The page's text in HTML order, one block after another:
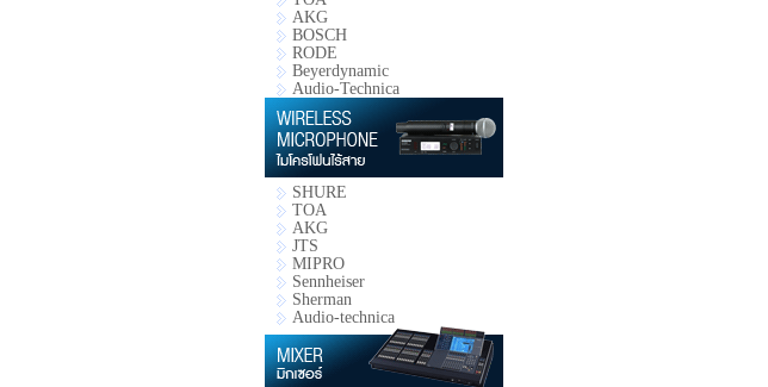
AKG
BOSCH
RODE
Beyerdynamic
Audio-Technica
SHURE
TOA
AKG
JTS
MIPRO
Sennheiser
Sherman
Audio-technica